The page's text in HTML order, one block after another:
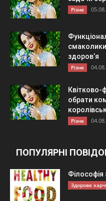
Різне
здоров’я
Різне
Квітково-
обрати
Різне
ПОПУЛЯРНІ
Філософія
Здорове